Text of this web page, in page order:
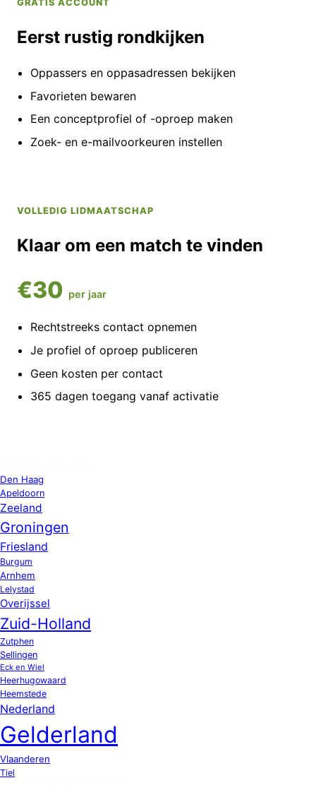
GRATIS ACCOUNT
Eerst rustig rondkijken
Oppassers en oppasadressen bekijken
Favorieten bewaren
Een conceptprofiel of -oproep maken
Zoek- en e-mailvoorkeuren instellen
VOLLEDIG LIDMAATSCHAP
Klaar om een match te vinden
€30 per jaar
Rechtstreeks contact opnemen
Je profiel of oproep publiceren
Geen kosten per contact
365 dagen toegang vanaf activatie
Den Haag
Apeldoorn
Zeeland
Groningen
Friesland
Burgum
Arnhem
Lelystad
Overijssel
Zuid-Holland
Zutphen
Sellingen
Eck en Wiel
Heerhugowaard
Heemstede
Nederland
Gelderland
Vlaanderen
Tiel